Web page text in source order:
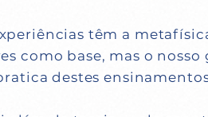
têm a
como base, mas o
destes